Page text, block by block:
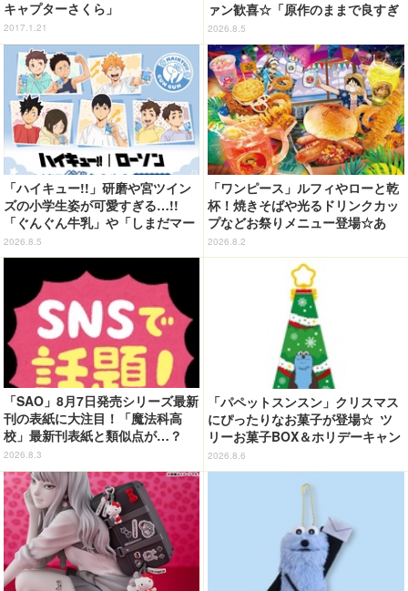
キャプターさくら」
2017.1.21
ァン歓喜☆「原作のままで良すぎ
るな」「脳の処理が追いつかない
よお」…第5話【ネタバレあり反
応まとめ】
2026.8.5
「ハイキュー!!」研磨や宮ツイン
ズの小学生姿が可愛すぎる…!!
「ぐんぐん牛乳」や「しまだマー
ト」デザインのグッズも!? ロー
ソン限定グッズが登場！
2026.8.5
「ワンピース」ルフィやローと乾
杯！焼きそばや光るドリンクカッ
プなどお祭りメニュー登場☆あ
の“麦わら帽子”もグッズ化!? 【U
SJ「ワンピース・プレミア・サマ
2026.8.2
「SAO」8月7日発売シリーズ最新
刊の表紙に大注目！「魔法科高
校」最新刊表紙と類似点が…？
2026.8.3
「パペットスンスン」クリスマス
にぴったりなお菓子が登場☆ ツ
リーお菓子BOX＆ホリデーキャン
ディ
2026.8.6